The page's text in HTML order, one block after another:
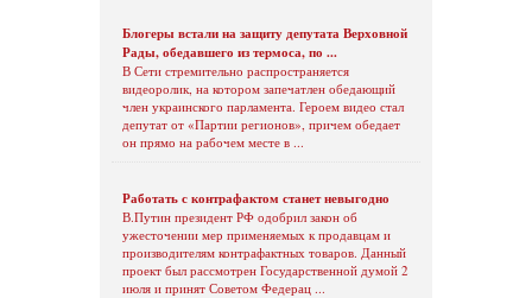
Блогеры встали на защиту депутата Верховной
Рады, обедавшего из термоса, по ...
В Сети стремительно распространяется
видеоролик, на котором запечатлен обедающий
член украинского парламента. Героем видео стал
депутат от «Партии регионов», причем обедает
он прямо на рабочем месте в ...
Работать с контрафактом станет невыгодно
В.Путин президент РФ одобрил закон об
ужесточении мер применяемых к продавцам и
производителям контрафактных товаров. Данный
проект был рассмотрен Государственной думой 2
июля и принят Советом Федерац ...